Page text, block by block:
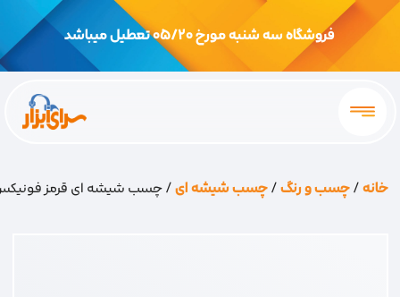
فروشگاه سه شنبه مورخ 05/20 تعطیل میباشد
خانه/چسب و رنگ/چسب شیشه ای/ چسب شیشه ای قرمز